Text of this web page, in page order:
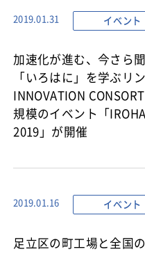
2019.01.31 イベント
加速化が進む、今さら
「いろはに」を学ぶリ
INNOVATION
規模のイベント「
2019」が開催
2019.01.16 イベント
足立区の町工場と全国